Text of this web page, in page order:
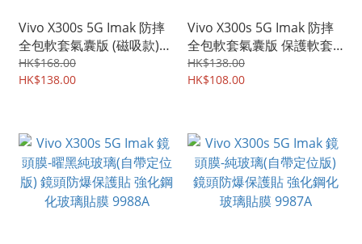
Vivo X300s 5G Imak 防摔
全包軟套氣囊版 (磁吸款)
保護軟套 手機軟殼Case
9990A
HK$168.00
HK$138.00
Vivo X300s 5G Imak 防摔
全包軟套氣囊版 保護軟套
手機軟殼Case 9989A
HK$138.00
HK$108.00